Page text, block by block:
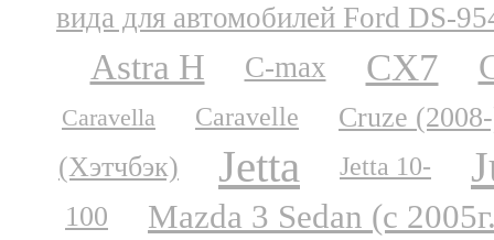
вида для автомобилей Ford DS-
Astra H C-max CX7
Caravella Caravelle
Cruze
(Хэтчбэк)
Jetta Jetta 10-
100 Mazda 3 Sedan (с